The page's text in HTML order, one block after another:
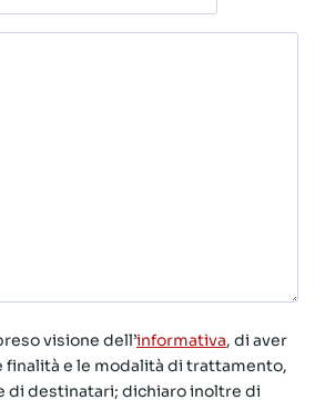
visione dell’informativa, di aver
finalità e le modalità di trattamento,
di destinatari; dichiaro inoltre di